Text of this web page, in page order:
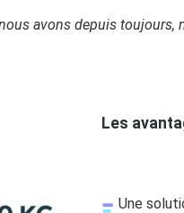
avons depuis toujours,
Les
Une